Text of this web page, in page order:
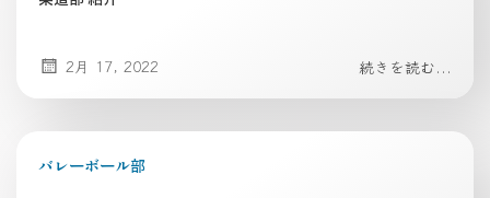
2月 17, 2022 続きを読む...
バレーボール部